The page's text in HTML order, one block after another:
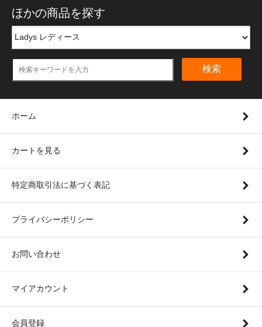
ほかの商品を探す
検索
ホーム
カートを見る
特定商取引法に基づく表記
プライバシーポリシー
お問い合わせ
マイアカウント
会員登録